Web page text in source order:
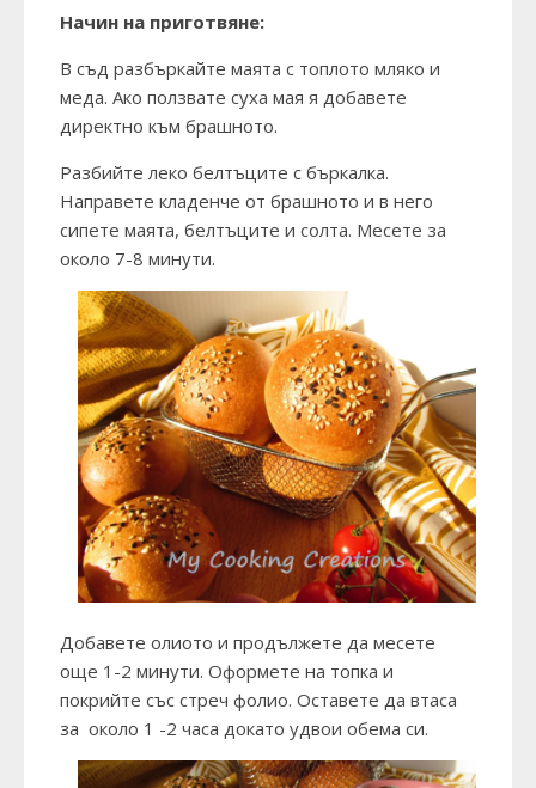
Начин на приготвяне:
В съд разбъркайте маята с топлото мляко и
меда. Ако ползвате суха мая я добавете
директно към брашното.
Разбийте леко белтъците с бъркалка.
Направете кладенче от брашното и в него
сипете маята, белтъците и солта. Месете за
около 7-8 минути.
Добавете олиото и продължете да месете
още 1-2 минути. Оформете на топка и
покрийте със стреч фолио. Оставете да втаса
за около 1 -2 часа докато удвои обема си.